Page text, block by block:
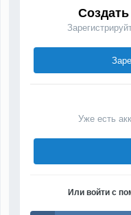
Уже есть
Или войти с